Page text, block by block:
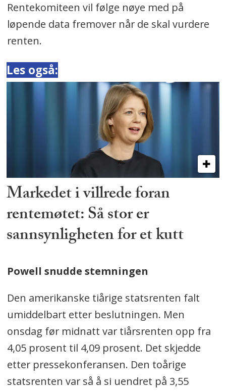
Rentekomiteen vil følge nøye med på
løpende data fremover når de skal vurdere
renten.
Les også:
Markedet i villrede foran
rentemøtet: Så stor er
sannsynligheten for et kutt
Powell snudde stemningen
Den amerikanske tiårige statsrenten falt
umiddelbart etter beslutningen. Men
onsdag før midnatt var tiårsrenten opp fra
4,05 prosent til 4,09 prosent. Det skjedde
etter pressekonferansen. Den toårige
statsrenten var så å si uendret på 3,55